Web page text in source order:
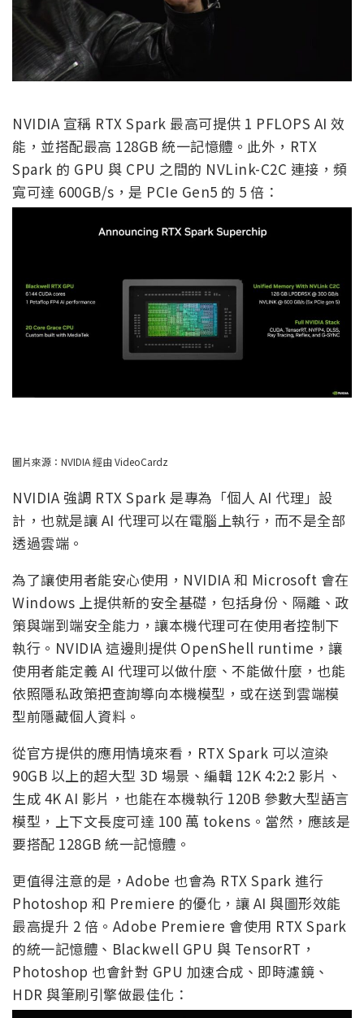
NVIDIA 宣稱 RTX Spark 最高可提供 1 PFLOPS AI 效
能，並搭配最高 128GB 統一記憶體。此外，RTX
Spark 的 GPU 與 CPU 之間的 NVLink-C2C 連接，頻
寬可達 600GB/s，是 PCIe Gen5 的 5 倍：
圖片來源：NVIDIA 經由 VideoCardz
NVIDIA 強調 RTX Spark 是專為「個人 AI 代理」設
計，也就是讓 AI 代理可以在電腦上執行，而不是全部
透過雲端。
為了讓使用者能安心使用，NVIDIA 和 Microsoft 會在
Windows 上提供新的安全基礎，包括身份、隔離、政
策與端到端安全能力，讓本機代理可在使用者控制下
執行。NVIDIA 這邊則提供 OpenShell runtime，讓
使用者能定義 AI 代理可以做什麼、不能做什麼，也能
依照隱私政策把查詢導向本機模型，或在送到雲端模
型前隱藏個人資料。
從官方提供的應用情境來看，RTX Spark 可以渲染
90GB 以上的超大型 3D 場景、編輯 12K 4:2:2 影片、
生成 4K AI 影片，也能在本機執行 120B 參數大型語言
模型，上下文長度可達 100 萬 tokens。當然，應該是
要搭配 128GB 統一記憶體。
更值得注意的是，Adobe 也會為 RTX Spark 進行
Photoshop 和 Premiere 的優化，讓 AI 與圖形效能
最高提升 2 倍。Adobe Premiere 會使用 RTX Spark
的統一記憶體、Blackwell GPU 與 TensorRT，
Photoshop 也會針對 GPU 加速合成、即時濾鏡、
HDR 與筆刷引擎做最佳化：